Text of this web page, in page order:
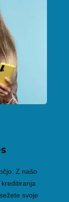
Z našo
svoje